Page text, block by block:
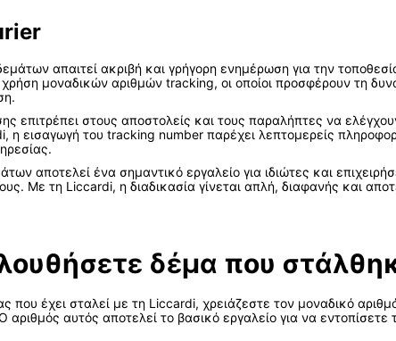
απαιτεί ακριβή και γρήγορη ενημέρωση για την
μοναδικών αριθμών tracking, οι οποίοι προσφέρουν τη
επιτρέπει στους αποστολείς και τους παραλήπτες να
η εισαγωγή του tracking number παρέχει λεπτομερείς
αποτελεί ένα σημαντικό εργαλείο για ιδιώτες και
Με τη Liccardi, η διαδικασία γίνεται απλή, διαφανής και
δέμα που
που έχει σταλεί με τη Liccardi, χρειάζεστε τον μοναδικό
αυτός αποτελεί το βασικό εργαλείο για να